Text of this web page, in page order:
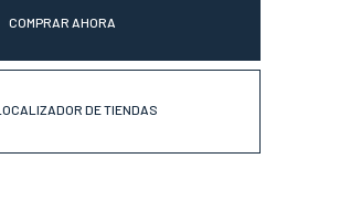
COMPRAR AHORA
DE TIENDAS